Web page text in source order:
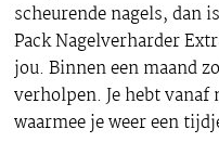
scheurende nagels, dan
Pack Nagelverharder
jou. Binnen een maand
verholpen. Je hebt vanaf
waarmee je weer een